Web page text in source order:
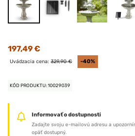
197,49 €
Uvádzacia cena: 329,90 € -40%
KÓD PRODUKTU: 10029039
Informovať o dostupnosti
Zadajte svoju e-mailovú adresu a
opäť dostupný.